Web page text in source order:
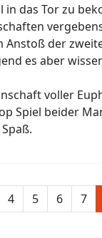
in das Tor zu
Anstoß der
es aber
voller
Spiel beider
4 5 6 7